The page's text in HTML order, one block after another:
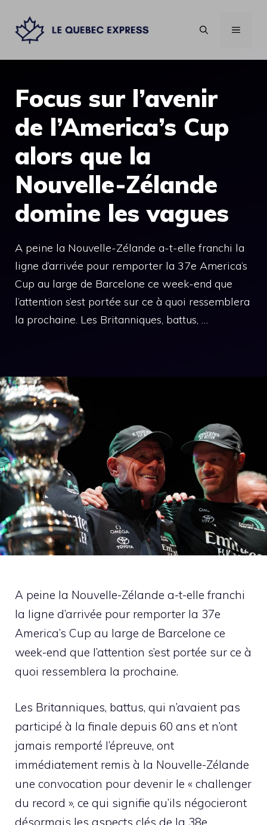
contenu
MENU
Focus sur l’avenir
de l’America’s Cup
alors que la
Nouvelle-Zélande
domine les vagues
A peine la Nouvelle-Zélande a-t-elle franchi la
ligne d’arrivée pour remporter la 37e America’s
Cup au large de Barcelone ce week-end que
l’attention s’est portée sur ce à quoi ressemblera
la prochaine. Les Britanniques, battus, …
A peine la Nouvelle-Zélande a-t-elle franchi
la ligne d’arrivée pour remporter la 37e
America’s Cup au large de Barcelone ce
week-end que l’attention s’est portée sur ce à
quoi ressemblera la prochaine.
Les Britanniques, battus, qui n’avaient pas
participé à la finale depuis 60 ans et n’ont
jamais remporté l’épreuve, ont
immédiatement remis à la Nouvelle-Zélande
une convocation pour devenir le « challenger
du record », ce qui signifie qu’ils négocieront
désormais les aspects clés de la 38e